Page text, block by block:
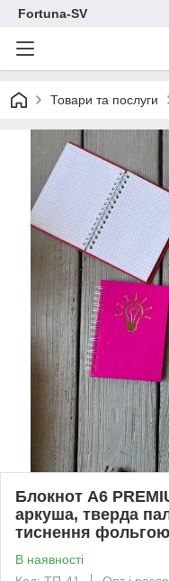
Fortuna-SV
Товари та послуги
Блокнот А6
аркуша, тверда
тиснення
В наявності